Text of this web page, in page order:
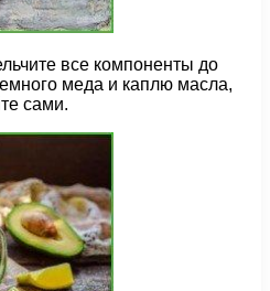
все компоненты до
меда и каплю масла,
сами.